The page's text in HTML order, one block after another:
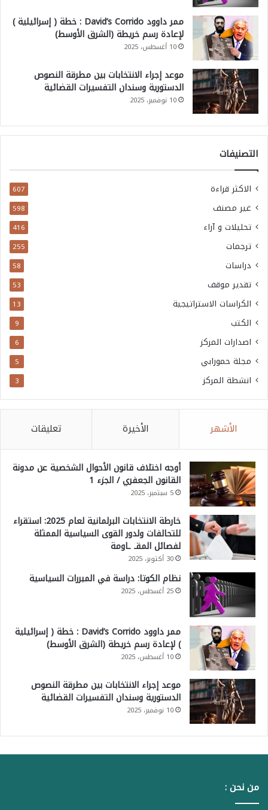
ممر داوود David’s Corrido : خطة ( إسرائيلية )
لإعادة رسم خريطة (الشرق الأوسط)
10 أغسطس، 2025
موعد إجراء الانتخابات بين مطرقة النصوص
الدستورية وسندان التفسيرات القضائية
10 نوفمبر، 2025
التصنيفات
الاكثر قراءة 607
غير مصنف 598
تحليلات و آراء 416
ترجمات 255
دراسات 58
تقدير موقف 53
الكراسات الاستراتيجية 13
الكتب 9
اصدارات المركز 6
مجلة حمورابي 5
انشطة المركز 3
الأشهر الأخيرة تعليقات
أوجه اختلاف قانون الأحوال الشخصية عن مدونة
القانون الجعفري / الجزء 1
5 سبتمبر، 2025
خارطة الانتخابات البرلمانية لعام 2025: استقراء
للتحالفات ولدور القوى السياسية الممثلة
لفصائل المقـ ـاومة
30 أكتوبر، 2025
نظام الكوتا: دراسة في المبررات السياسية
25 أغسطس، 2025
ممر داوود David’s Corrido : خطة ( إسرائيلية
) لإعادة رسم خريطة (الشرق الأوسط)
10 أغسطس، 2025
موعد إجراء الانتخابات بين مطرقة النصوص
الدستورية وسندان التفسيرات القضائية
10 نوفمبر، 2025
من نحن :